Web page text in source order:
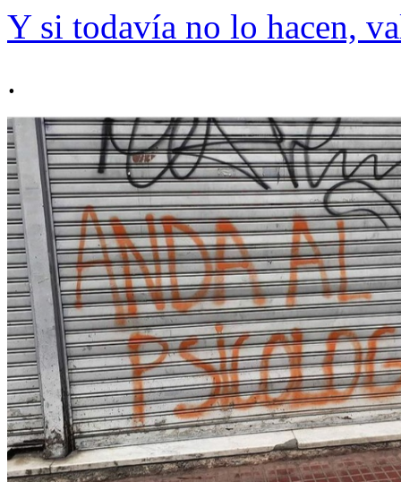
Y si todavía no lo hacen,
.